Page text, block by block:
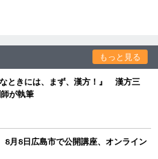
もっと見る
ときには、まず、漢方！』 漢方三
が執筆
月8日広島市で公開講座、オンライン